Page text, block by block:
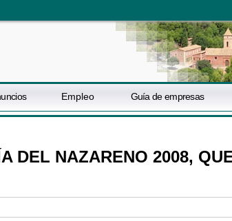
Empleo Guía de empresas
DEL NAZARENO 2008,